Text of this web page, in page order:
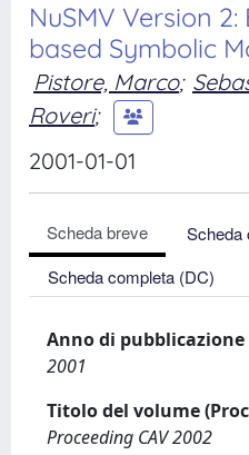
NuSMV Version
based Symbolic
Pistore, Marco;
Roveri;
2001-01-01
Scheda breve
Scheda
Scheda completa (DC)
Anno di
2001
Titolo del volume
Proceeding CAV 2002